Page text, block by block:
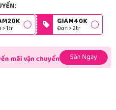
1tr
GIAM40K
Đơn > 2tr
mãi vận chuyển Săn Ngay